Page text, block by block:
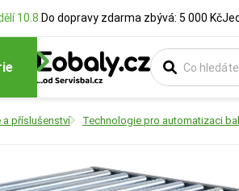
10.8. Do dopravy zdarma zbývá: 5 000 Kč
a příslušenství Technologie pro automatizaci